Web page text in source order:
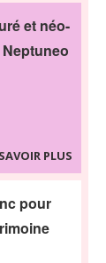
et néo-
PLUS
pour